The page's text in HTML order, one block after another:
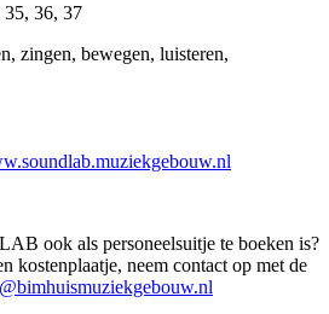
35, 36, 37
zingen, bewegen, luisteren,
ook als personeelsuitje te boeken is?
kostenplaatje, neem contact op met de